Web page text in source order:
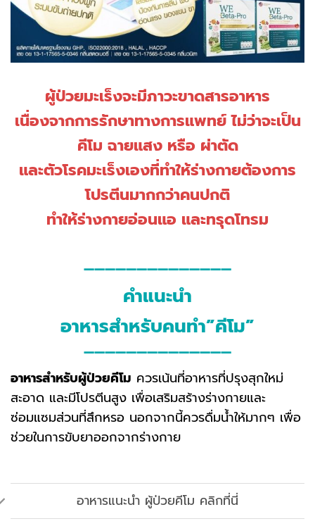
​ผู้ป่วยมะเร็งจะมีภาวะขาดสารอาหาร
เนื่องจากการรักษาทางการแพทย์ ไม่ว่าจะเป็น
คีโม ฉายแสง หรือ ผ่าตัด
และตัวโรคมะเร็งเองที่ทำให้ร่างกายต้องการ
โปรตีนมากกว่าคนปกติ
​ทำให้ร่างกายอ่อนแอ และทรุดโทรม
——————————————
คำแนะนำ
อาหารสำหรับคนทำ”คีโม”
——————————————
อาหารสำหรับผู้ป่วยคีโม ควรเน้นที่อาหารที่ปรุงสุกใหม่
สะอาด และมีโปรตีนสูง เพื่อเสริมสร้างร่างกายและ
ซ่อมแซมส่วนที่สึกหรอ นอกจากนี้ควรดื่มน้ำให้มากๆ เพื่อ
ช่วยในการขับยาออกจากร่างกาย
อาหารแนะนำ ผู้ป่วยคีโม คลิกที่นี่